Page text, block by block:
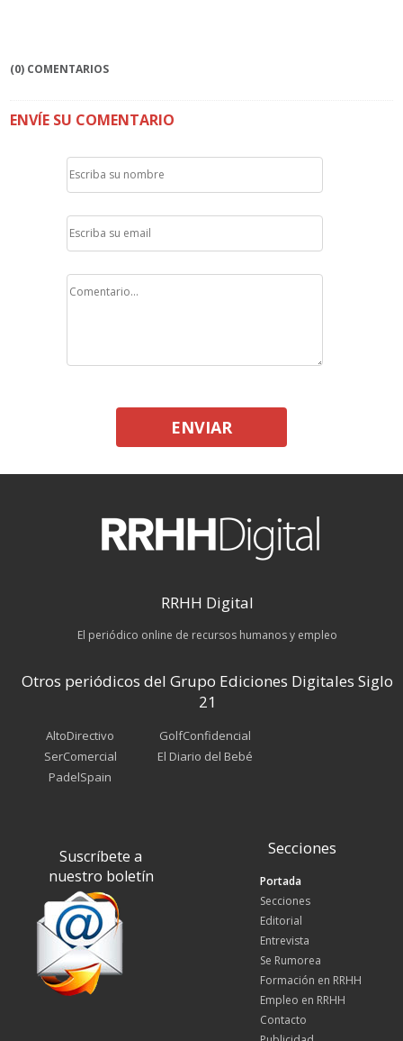
(0) COMENTARIOS
ENVÍE SU COMENTARIO
ENVIAR
RRHH Digital
El periódico online de recursos humanos y empleo
Otros periódicos del Grupo Ediciones Digitales Siglo
21
AltoDirectivo
SerComercial
PadelSpain
GolfConfidencial
El Diario del Bebé
Suscríbete a
nuestro boletín
Secciones
Portada
Secciones
Editorial
Entrevista
Se Rumorea
Formación en RRHH
Empleo en RRHH
Contacto